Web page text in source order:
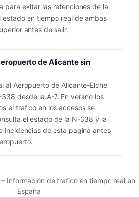
para evitar las retenciones de la
estado en tiempo real de ambas
antes de salir.
de Alicante sin
al Aeropuerto de Alicante-Elche
desde la A-7. En verano los
el trafico en los accesos se
el estado de la N-338 y la
incidencias de esta pagina antes
– Información de tráfico en tiempo real en
España